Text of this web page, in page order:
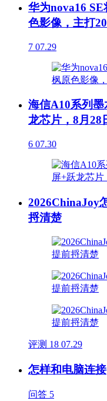
华为nova16
色影像，主打
7 07.29
海信A10系列
龙芯片，8月28
6 07.30
2026ChinaJoy
捋清楚
评测 18 07.29
怎样和电脑连接
问答 5